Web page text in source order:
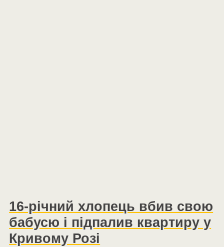
16-річний хлопець вбив свою
бабусю і підпалив квартиру у
Кривому Розі